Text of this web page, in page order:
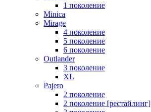
1 поколение
Minica
Mirage
4 поколение
5 поколение
6 поколение
Outlander
3 поколение
XL
Pajero
2 поколение
2 поколение [рестайлинг]